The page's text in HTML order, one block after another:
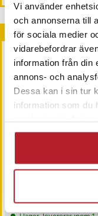
Vi använder
och annonserna till
för sociala medier
vidarebefordrar
information från din
annons- och
Dessa kan i sin tur
information som du
Andra köpte också
Väggmonterad
kökshylla vägg
Pris:89 kr
89 kr